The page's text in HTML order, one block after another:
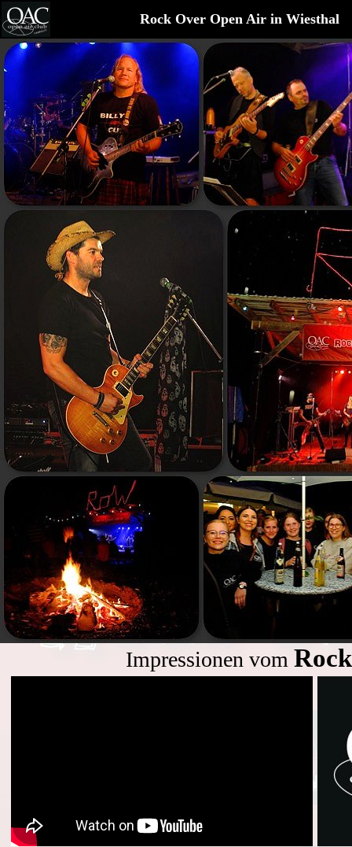
Rock Over Open Air in Wiesthal
Impressionen vom